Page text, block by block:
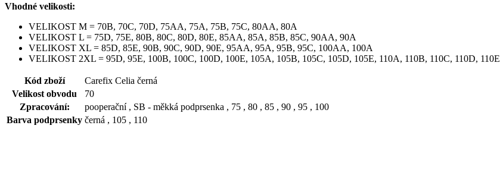
Vhodné velikosti:
VELIKOST M = 70B, 70C, 70D, 75AA, 75A, 75B, 75C, 80AA, 80A
VELIKOST L = 75D, 75E, 80B, 80C, 80D, 80E, 85AA, 85A, 85B, 85C, 90AA, 90A
VELIKOST XL = 85D, 85E, 90B, 90C, 90D, 90E, 95AA, 95A, 95B, 95C, 100AA, 100A
VELIKOST 2XL = 95D, 95E, 100B, 100C, 100D, 100E, 105A, 105B, 105C, 105D, 105E, 110A, 110B, 110C, 110D, 110E
Kód zboží
Carefix Celia černá
Velikost obvodu
70
Zpracování:
pooperační , SB - měkká podprsenka , 75 , 80 , 85 , 90 , 95 , 100
Barva podprsenky černá , 105 , 110